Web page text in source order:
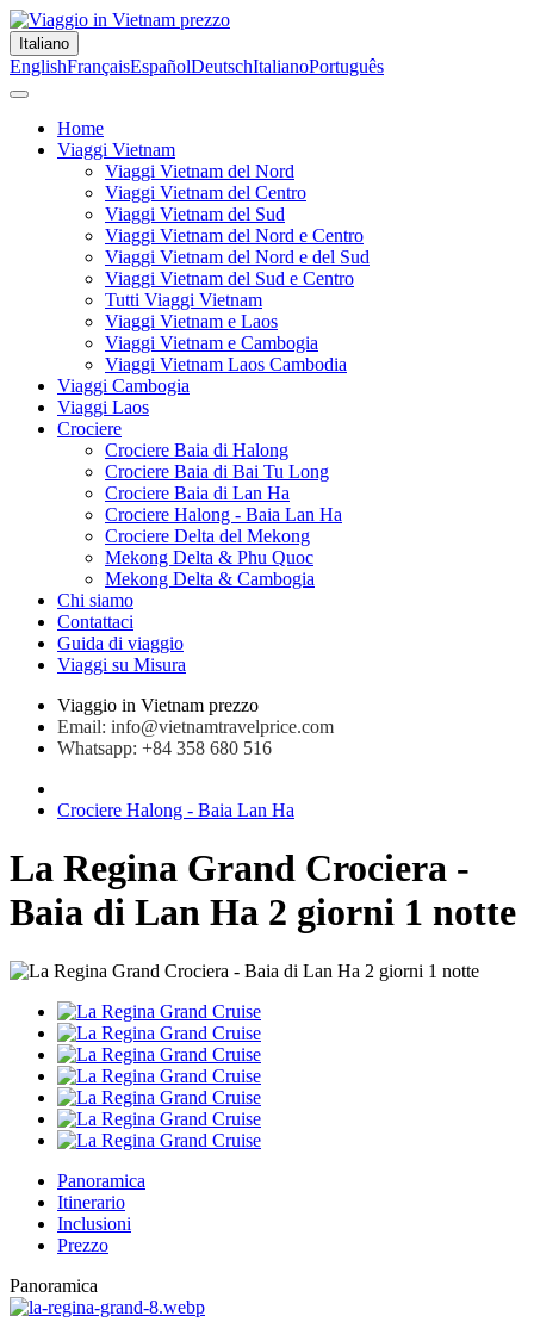
Italiano
EnglishFrançaisEspañolDeutschItalianoPortuguês
Home
Viaggi Vietnam
Viaggi Vietnam del Nord
Viaggi Vietnam del Centro
Viaggi Vietnam del Sud
Viaggi Vietnam del Nord e Centro
Viaggi Vietnam del Nord e del Sud
Viaggi Vietnam del Sud e Centro
Tutti Viaggi Vietnam
Viaggi Vietnam e Laos
Viaggi Vietnam e Cambogia
Viaggi Vietnam Laos Cambodia
Viaggi Cambogia
Viaggi Laos
Crociere
Crociere Baia di Halong
Crociere Baia di Bai Tu Long
Crociere Baia di Lan Ha
Crociere Halong - Baia Lan Ha
Crociere Delta del Mekong
Mekong Delta & Phu Quoc
Mekong Delta & Cambogia
Chi siamo
Contattaci
Guida di viaggio
Viaggi su Misura
Viaggio in Vietnam prezzo
Email: info@vietnamtravelprice.com
Whatsapp: +84 358 680 516
Crociere Halong - Baia Lan Ha
La Regina Grand Crociera -
Baia di Lan Ha 2 giorni 1 notte
Panoramica
Itinerario
Inclusioni
Prezzo
Panoramica